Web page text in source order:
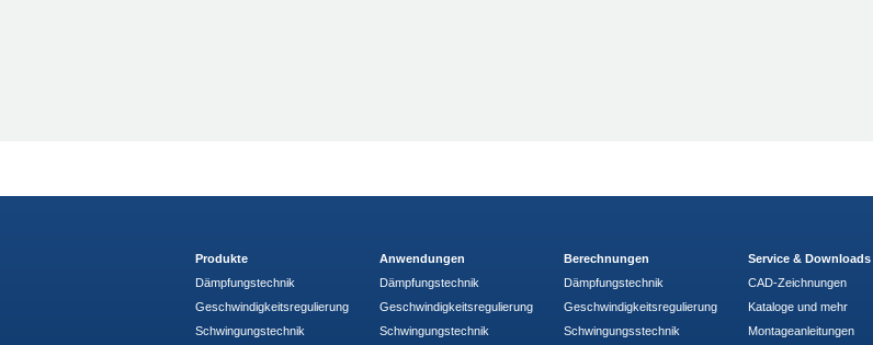
Produkte
Dämpfungstechnik
Geschwindigkeitsregulierung
Schwingungstechnik
Anwendungen
Dämpfungstechnik
Geschwindigkeitsregulierung
Schwingungstechnik
Berechnungen
Dämpfungstechnik
Geschwindigkeitsregulierung
Schwingungsstechnik
Service & Downloads
CAD-Zeichnungen
Kataloge und mehr
Montageanleitungen